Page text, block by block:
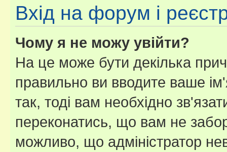
Вхід на форум і
Чому я не можу увійти?
На це може бути декілька
правильно ви вводите ваше
так, тоді вам необхідно
переконатись, що вам не
можливо, що адміністратор